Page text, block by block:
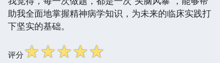
助我全面地掌握精神病学知识，为未来的临床实践打
下坚实的基础。
评分☆☆☆☆☆